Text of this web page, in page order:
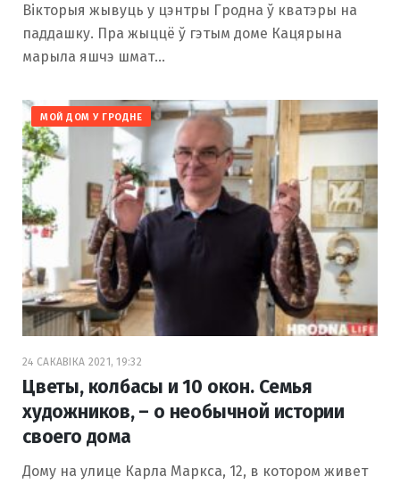
Вікторыя жывуць у цэнтры Гродна ў кватэры на
паддашку. Пра жыццё ў гэтым доме Кацярына
марыла яшчэ шмат…
МОЙ ДОМ У ГРОДНЕ
24 САКАВІКА 2021, 19:32
Цветы, колбасы и 10 окон. Семья
художников, – о необычной истории
своего дома
Дому на улице Карла Маркса, 12, в котором живет